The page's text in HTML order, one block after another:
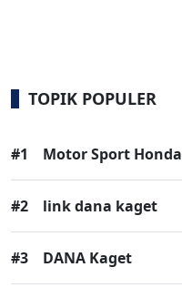
TOPIK POPULER
#1 Motor Sport Honda
#2 link dana kaget
#3 DANA Kaget